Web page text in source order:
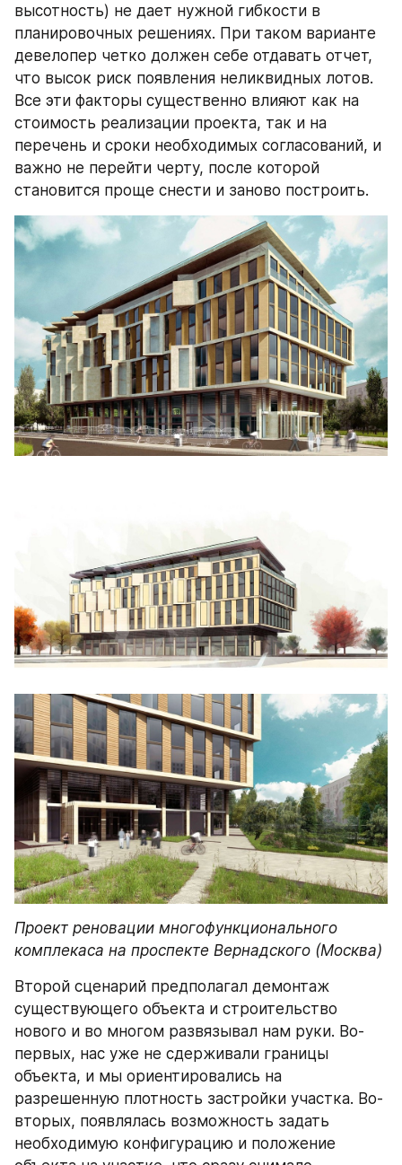
высотность) не дает нужной гибкости в
планировочных решениях. При таком варианте
девелопер четко должен себе отдавать отчет,
что высок риск появления неликвидных лотов.
Все эти факторы существенно влияют как на
стоимость реализации проекта, так и на
перечень и сроки необходимых согласований, и
важно не перейти черту, после которой
становится проще снести и заново построить.
Проект реновации многофункционального
комплекаса на проспекте Вернадского (Москва)
Второй сценарий предполагал демонтаж
существующего объекта и строительство
нового и во многом развязывал нам руки. Во-
первых, нас уже не сдерживали границы
объекта, и мы ориентировались на
разрешенную плотность застройки участка. Во-
вторых, появлялась возможность задать
необходимую конфигурацию и положение